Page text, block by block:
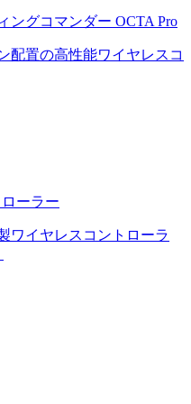
ングコマンダー OCTA Pro
配置の高性能ワイヤレスコ
ーラー
ワイヤレスコントローラ